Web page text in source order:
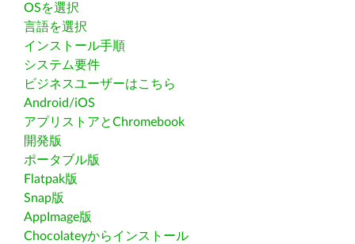
OSを選択
言語を選択
インストール手順
システム要件
ビジネスユーザーはこちら
Android/iOS
アプリストアとChromebook
開発版
ポータブル版
Flatpak版
Snap版
AppImage版
Chocolateyからインストール